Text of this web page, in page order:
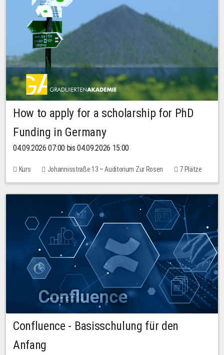
How to apply for a scholarship for PhD
Funding in Germany
04.09.2026 07:00 bis 04.09.2026 15:00
Kurs Johannisstraße 13 – Auditorium Zur Rosen
7 Plätze
10,00 EUR
Confluence - Basisschulung für den
Anfang